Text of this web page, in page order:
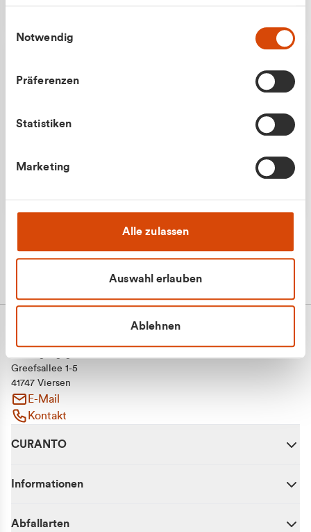
gesammelt haben.
Notwendig
Präferenzen
Statistiken
Marketing
Alle zulassen
Auswahl erlauben
Ablehnen
Greefsallee 1-5
41747 Viersen
E-Mail
Kontakt
CURANTO
Informationen
Abfallarten